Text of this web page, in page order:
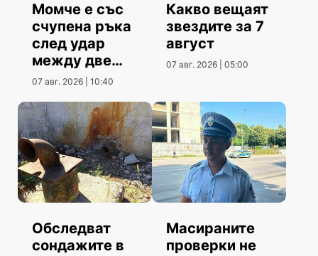
Момче е със
счупена ръка
след удар
между две
коли
07 авг. 2026 | 10:40
Какво вещаят
звездите за 7
август
07 авг. 2026 | 05:00
Обследват
сондажите в
Масираните
проверки не